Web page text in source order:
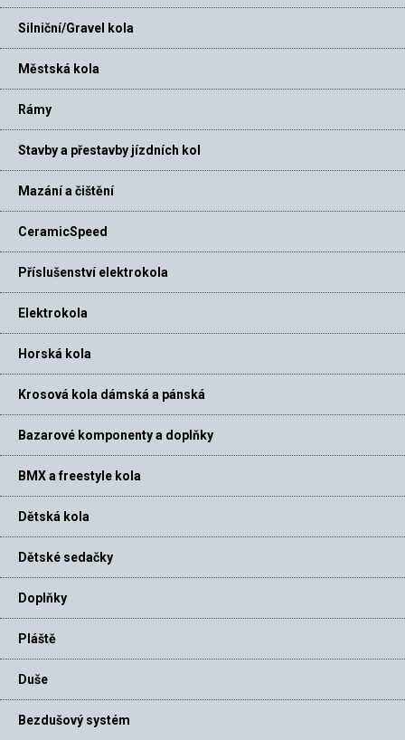
Silniční/Gravel kola
Městská kola
Rámy
Stavby a přestavby jízdních kol
Mazání a čištění
CeramicSpeed
Příslušenství elektrokola
Elektrokola
Horská kola
Krosová kola dámská a pánská
Bazarové komponenty a doplňky
BMX a freestyle kola
Dětská kola
Dětské sedačky
Doplňky
Pláště
Duše
Bezdušový systém